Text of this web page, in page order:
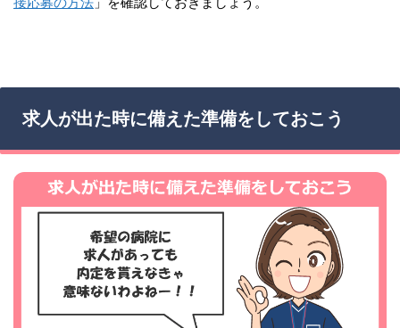
求人が出た時に備えた準備をしておこう